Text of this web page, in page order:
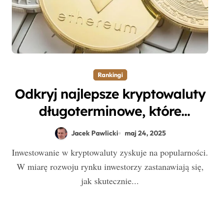
Rankingi
Odkryj najlepsze kryptowaluty
długoterminowe, które
pomogą ci uniknąć strat i
pomnożyć kapitał
Jacek Pawlicki maj 24, 2025
Inwestowanie w kryptowaluty zyskuje na popularności.
W miarę rozwoju rynku inwestorzy zastanawiają się,
jak skutecznie...